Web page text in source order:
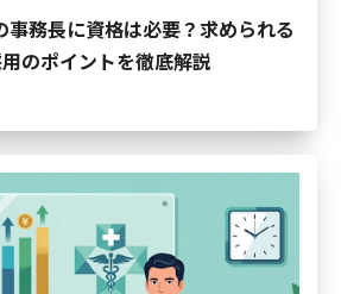
務長に資格は必要？求められる
のポイントを徹底解説